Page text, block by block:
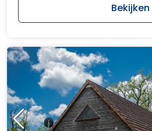
Bekijken